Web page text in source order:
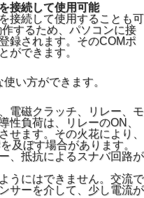
接続して使用可能
接続して使用することも可
するため、パソコンに接
録されます。そのCOMポ
ができます。
い方ができます。
電磁クラッチ、リレー、モ
性負荷は、リレーのON、
せます。その火花により、
及ぼす場合があります。
、抵抗によるスナバ回路が
うにはできません。交流で
サーを介して、少し電流が